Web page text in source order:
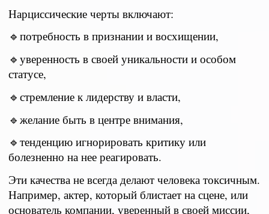
Нарциссические черты включают:
🔹потребность в признании и восхищении,
🔹уверенность в своей уникальности и особом
статусе,
🔹стремление к лидерству и власти,
🔹желание быть в центре внимания,
🔹тенденцию игнорировать критику или
болезненно на нее реагировать.
Эти качества не всегда делают человека токсичным.
Например, актер, который блистает на сцене, или
основатель компании, уверенный в своей миссии,